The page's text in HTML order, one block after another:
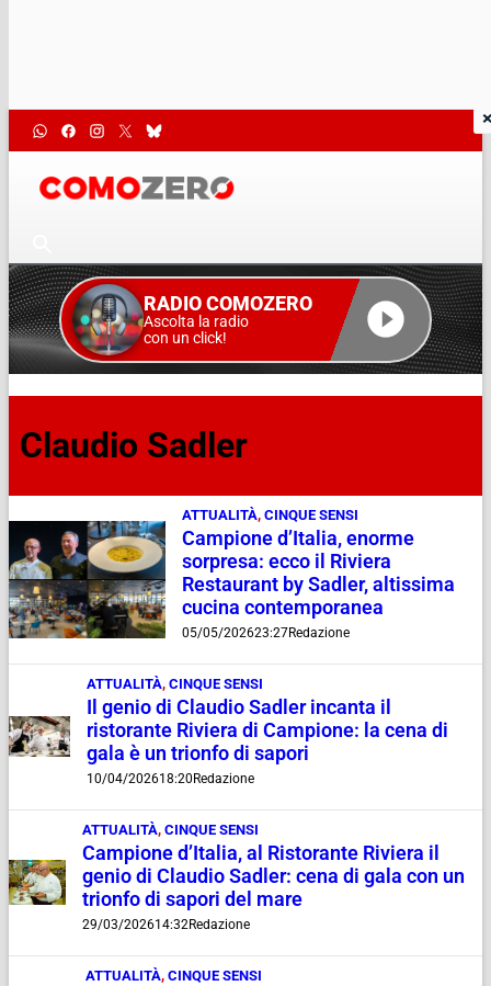
RADIO COMOZERO
Ascolta la radio
con un click!
Claudio Sadler
ATTUALITÀ, CINQUE SENSI
Campione d’Italia, enorme
sorpresa: ecco il Riviera
Restaurant by Sadler, altissima
cucina contemporanea
05/05/202623:27Redazione
ATTUALITÀ, CINQUE SENSI
Il genio di Claudio Sadler incanta il
ristorante Riviera di Campione: la cena di
gala è un trionfo di sapori
10/04/202618:20Redazione
ATTUALITÀ,CINQUE SENSI
Campione d’Italia, al Ristorante Riviera il
genio di Claudio Sadler: cena di gala con un
trionfo di sapori del mare
29/03/202614:32Redazione
ATTUALITÀ, CINQUE SENSI